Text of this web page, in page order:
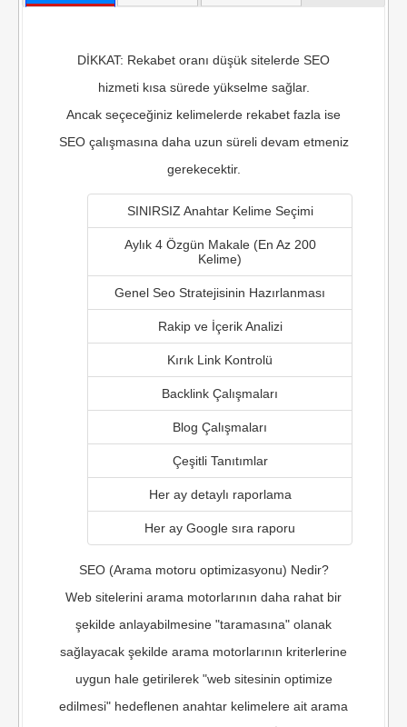
DİKKAT: Rekabet oranı düşük sitelerde SEO
hizmeti kısa sürede yükselme sağlar.
Ancak seçeceğiniz kelimelerde rekabet fazla ise
SEO çalışmasına daha uzun süreli devam etmeniz
gerekecektir.
SINIRSIZ Anahtar Kelime Seçimi
Aylık 4 Özgün Makale (En Az 200
Kelime)
Genel Seo Stratejisinin Hazırlanması
Rakip ve İçerik Analizi
Kırık Link Kontrolü
Backlink Çalışmaları
Blog Çalışmaları
Çeşitli Tanıtımlar
Her ay detaylı raporlama
Her ay Google sıra raporu
SEO (Arama motoru optimizasyonu) Nedir?
Web sitelerini arama motorlarının daha rahat bir
şekilde anlayabilmesine "taramasına" olanak
sağlayacak şekilde arama motorlarının kriterlerine
uygun hale getirilerek "web sitesinin optimize
edilmesi" hedeflenen anahtar kelimelere ait arama